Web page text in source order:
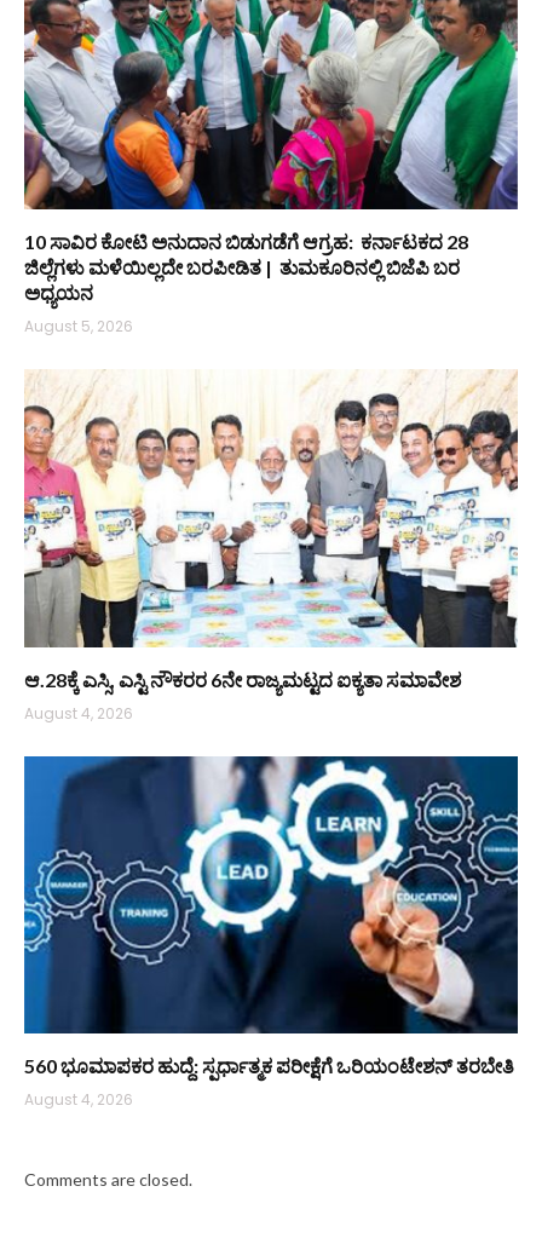
10 ಸಾವಿರ ಕೋಟಿ ಅನುದಾನ ಬಿಡುಗಡೆಗೆ ಆಗ್ರಹ: ಕರ್ನಾಟಕದ 28
ಜಿಲ್ಲೆಗಳು ಮಳೆಯಿಲ್ಲದೇ ಬರಪೀಡಿತ | ತುಮಕೂರಿನಲ್ಲಿ ಬಿಜೆಪಿ ಬರ
ಅಧ್ಯಯನ
August 5, 2026
ಆ.28ಕ್ಕೆ ಎಸ್ಸಿ, ಎಸ್ಟಿ ನೌಕರರ 6ನೇ ರಾಜ್ಯಮಟ್ಟದ ಐಕ್ಯತಾ ಸಮಾವೇಶ
August 4, 2026
560 ಭೂಮಾಪಕರ ಹುದ್ದೆ: ಸ್ಪರ್ಧಾತ್ಮಕ ಪರೀಕ್ಷೆಗೆ ಒರಿಯಂಟೇಶನ್ ತರಬೇತಿ
August 4, 2026
Comments are closed.